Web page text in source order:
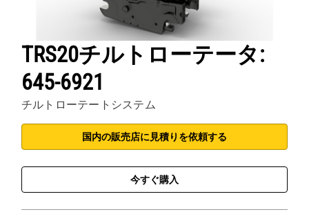
TRS20チルトローテータ:
645-6921
チルトローテートシステム
国内の販売店に見積りを依頼する
今すぐ購入